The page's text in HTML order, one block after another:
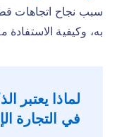
سبب نجاح اتجاهات
به، وكيفية
لماذا يعتبر
في التجارة